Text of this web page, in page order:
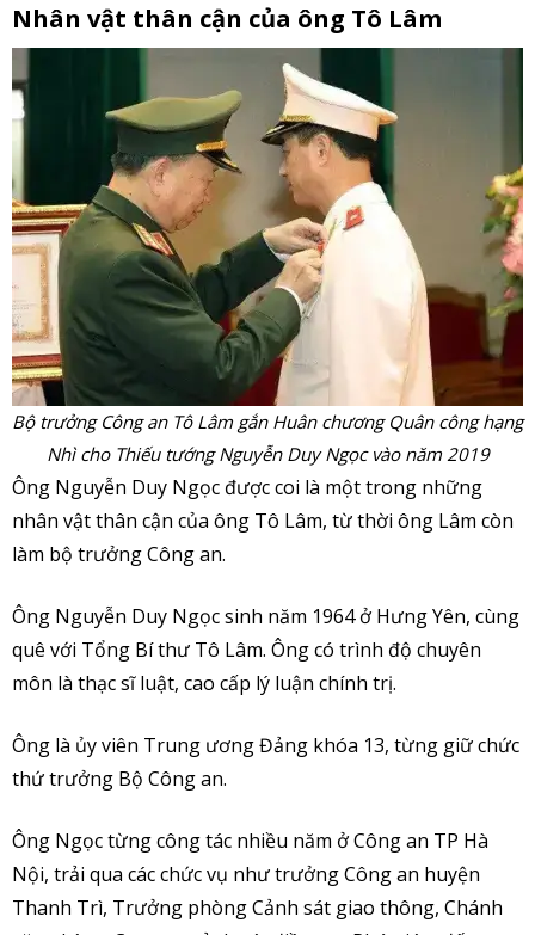
Nhân vật thân cận của ông Tô Lâm
Bộ trưởng Công an Tô Lâm gắn Huân chương Quân công hạng
Nhì cho Thiếu tướng Nguyễn Duy Ngọc vào năm 2019
Ông Nguyễn Duy Ngọc được coi là một trong những
nhân vật thân cận của ông Tô Lâm, từ thời ông Lâm còn
làm bộ trưởng Công an.
Ông Nguyễn Duy Ngọc sinh năm 1964 ở Hưng Yên, cùng
quê với Tổng Bí thư Tô Lâm. Ông có trình độ chuyên
môn là thạc sĩ luật, cao cấp lý luận chính trị.
Ông là ủy viên Trung ương Đảng khóa 13, từng giữ chức
thứ trưởng Bộ Công an.
Ông Ngọc từng công tác nhiều năm ở Công an TP Hà
Nội, trải qua các chức vụ như trưởng Công an huyện
Thanh Trì, Trưởng phòng Cảnh sát giao thông, Chánh